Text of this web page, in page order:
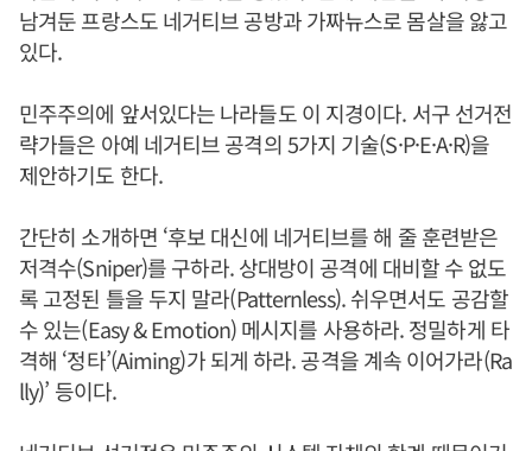
남겨둔 프랑스도 네거티브 공방과 가짜뉴스로 몸살을 앓고
있다.
민주주의에 앞서있다는 나라들도 이 지경이다. 서구 선거전
략가들은 아예 네거티브 공격의 5가지 기술(S·P·E·A·R)을
제안하기도 한다.
간단히 소개하면 ‘후보 대신에 네거티브를 해 줄 훈련받은
저격수(Sniper)를 구하라. 상대방이 공격에 대비할 수 없도
록 고정된 틀을 두지 말라(Patternless). 쉬우면서도 공감할
수 있는(Easy & Emotion) 메시지를 사용하라. 정밀하게 타
격해 ‘정타’(Aiming)가 되게 하라. 공격을 계속 이어가라(Ra
lly)’ 등이다.